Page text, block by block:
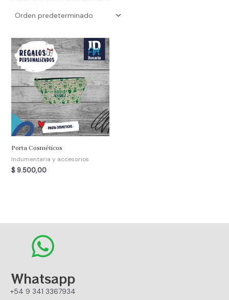
Porta Cosméticos
Indumentaria y accesorios
$9.500,00
Whatsapp
+54 9 341 3367934